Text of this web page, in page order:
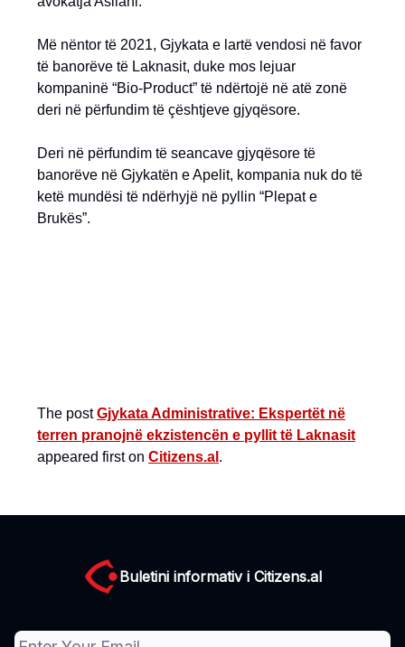
Më nëntor të 2021, Gjykata e lartë vendosi në favor
të banorëve të Laknasit, duke mos lejuar
kompaninë “Bio-Product” të ndërtojë në atë zonë
deri në përfundim të çështjeve gjyqësore.
Deri në përfundim të seancave gjyqësore të
banorëve në Gjykatën e Apelit, kompania nuk do të
ketë mundësi të ndërhyjë në pyllin “Plepat e
Brukës”.
The postGjykata Administrative: Ekspertët në
terren pranojnë ekzistencën e pyllit të Laknasit
appeared first on Citizens.al .
Buletini informativ i Citizens.al